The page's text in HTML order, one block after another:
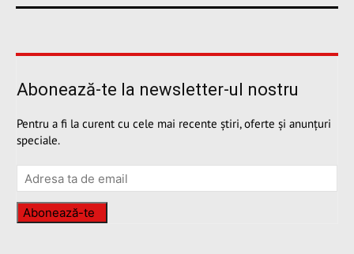
Abonează-te la newsletter-ul nostru
Pentru a fi la curent cu cele mai recente știri, oferte și anunțuri
speciale.
Abonează-te